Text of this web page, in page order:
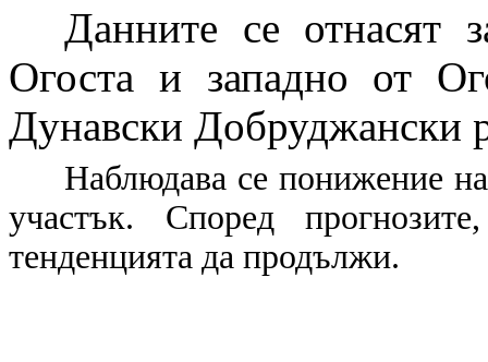
Данните се отнасят
Огоста и западно от
Дунавски Добруджански
Наблюдава се понижение
участък. Според
тенденцията да продължи.